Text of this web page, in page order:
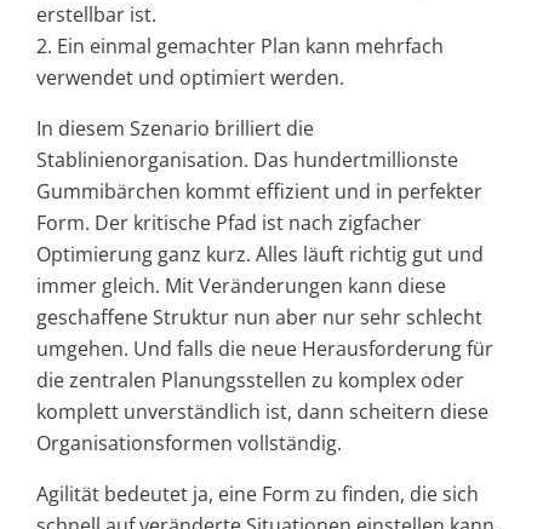
erstellbar ist.
2. Ein einmal gemachter Plan kann mehrfach
verwendet und optimiert werden.
In diesem Szenario brilliert die
Stablinienorganisation. Das hundertmillionste
Gummibärchen kommt effizient und in perfekter
Form. Der kritische Pfad ist nach zigfacher
Optimierung ganz kurz. Alles läuft richtig gut und
immer gleich. Mit Veränderungen kann diese
geschaffene Struktur nun aber nur sehr schlecht
umgehen. Und falls die neue Herausforderung für
die zentralen Planungsstellen zu komplex oder
komplett unverständlich ist, dann scheitern diese
Organisationsformen vollständig.
Agilität bedeutet ja, eine Form zu finden, die sich